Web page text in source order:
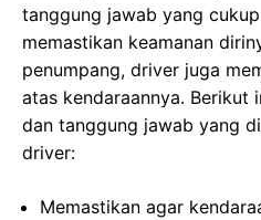
tanggung jawab yang
memastikan keamanan
penumpang, driver juga
atas kendaraannya. Berikut
dan tanggung jawab yang
driver:
Memastikan agar